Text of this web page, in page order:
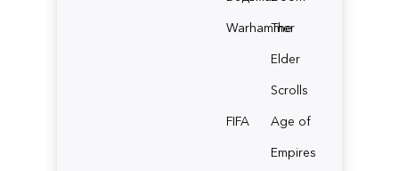
Warhammer
The
Elder
Scrolls
FIFA
Age of
Empires